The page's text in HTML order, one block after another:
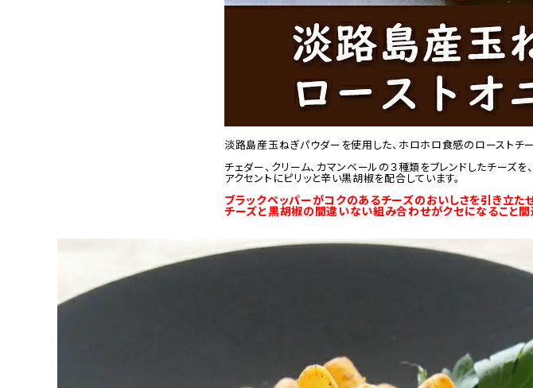
淡路島産玉ねぎパウダーを使用した、ホロホロ食感のローストチー
チェダー、クリーム、カマンベールの３種類をブレンドしたチーズを
アクセントにピリッと辛い黒胡椒を配合しています。
ブラックペッパーがコクのあるチーズのおいしさを引き立たせ
チーズと黒胡椒の間違いない組み合わせがクセになること間